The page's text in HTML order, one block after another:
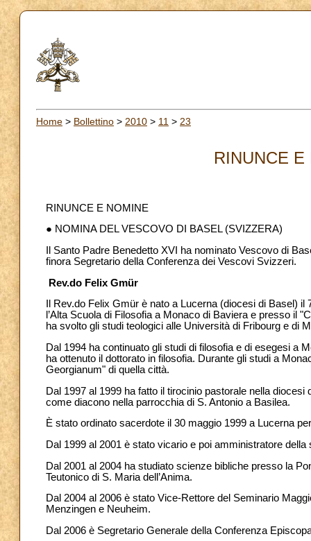
Home > Bollettino > 2010 > 11 > 23
RINUNCE E
RINUNCE E NOMINE
● NOMINA DEL VESCOVO DI BASEL (SVIZZERA)
Il Santo Padre Benedetto XVI ha nominato Vescovo di
finora Segretario della Conferenza dei Vescovi Svizzeri.
Rev.do Felix Gmür
Il Rev.do Felix Gmür è nato a Lucerna (diocesi di Basel)
l’Alta Scuola di Filosofia a Monaco di Baviera e presso il
ha svolto gli studi teologici alle Università di Fribourg e di
Dal 1994 ha continuato gli studi di filosofia e di esegesi a
ha ottenuto il dottorato in filosofia. Durante gli studi a
Georgianum" di quella città.
Dal 1997 al 1999 ha fatto il tirocinio pastorale nella
come diacono nella parrocchia di S. Antonio a Basilea.
È stato ordinato sacerdote il 30 maggio 1999 a Lucerna
Dal 1999 al 2001 è stato vicario e poi amministratore
Dal 2001 al 2004 ha studiato scienze bibliche presso la
Teutonico di S. Maria dell’Anima.
Dal 2004 al 2006 è stato Vice-Rettore del Seminario
Menzingen e Neuheim.
Dal 2006 è Segretario Generale della Conferenza